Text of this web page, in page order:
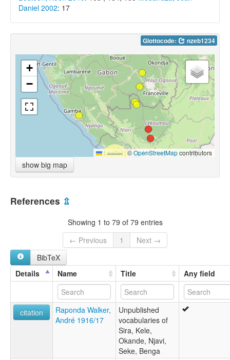
Daniel 2002: 17
Glottocode: nzeb1234
+
−
Leaflet |©OpenStreetMapcontributors
show big map
References ⇫
Showing 1 to 79 of 79 entries
← Previous
1
Next →
BibTeX
Details
Name Title Any field
citation
Raponda Walker,
André 1916/17
Unpublished
vocabularies of
Sira, Kele,
Okande, Njavi,
Seke, Benga